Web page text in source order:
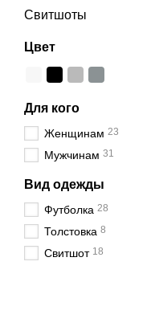
Свитшоты
Цвет
Для кого
Женщинам 23
Мужчинам 31
Вид одежды
Футболка 28
Толстовка 8
Свитшот 18